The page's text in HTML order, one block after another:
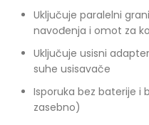
Uključuje paralelni
navođenja i omot za
Uključuje usisni
suhe usisavače
Isporuka bez baterije i
zasebno)